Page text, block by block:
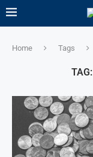
Home Tags
TAG: